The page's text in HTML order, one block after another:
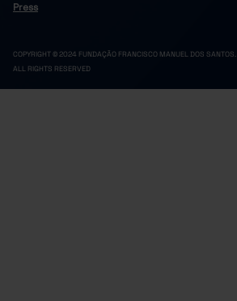
Press
COPYRIGHT © 2024 FUNDAÇÃO FRANCISCO MANUEL DOS SANTOS.
ALL RIGHTS RESERVED